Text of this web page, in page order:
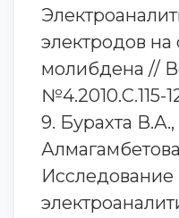
электродов
молибдена //
№4.2010.С.115-
9. Бурахта
Исследование